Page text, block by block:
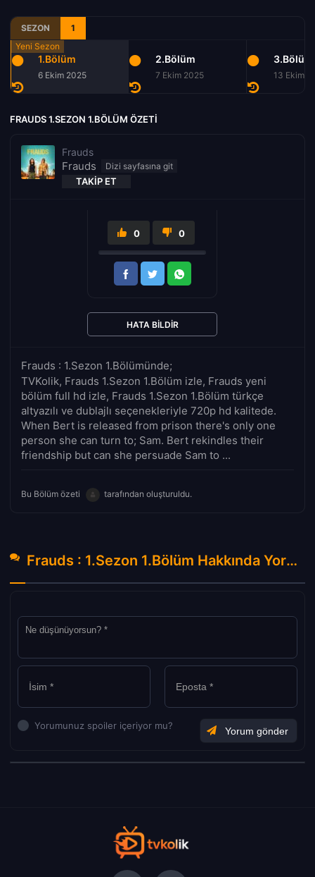
SEZON 1
1.Bölüm
6 Ekim 2025
2.Bölüm
7 Ekim 2025
3.Bölüm
13 Ekim
FRAUDS 1.SEZON 1.BÖLÜM ÖZETI
Frauds
Frauds
TAKIP ET
Frauds : 1.Sezon 1.Bölümünde;
TVKolik, Frauds 1.Sezon 1.Bölüm izle, Frauds yeni
bölüm full hd izle, Frauds 1.Sezon 1.Bölüm türkçe
altyazılı ve dublajlı seçenekleriyle 720p hd kalitede.
When Bert is released from prison there's only one
person she can turn to; Sam. Bert rekindles their
friendship but can she persuade Sam to ...
Bu Bölüm özeti tarafından oluşturuldu.
0 0
HATA BILDIR
Frauds : 1.Sezon 1.Bölüm Hakkında Yorumlar
Yorumunuz spoiler içeriyor mu?